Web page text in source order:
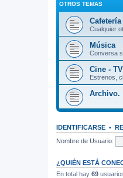
OTROS TEMAS
Cafetería
Cualquier
Música
Conversa
Cine - TV
Estrenos,
Archivo.
IDENTIFICARSE •
Nombre de Usuario:
¿QUIÉN ESTÁ
En total hay 69